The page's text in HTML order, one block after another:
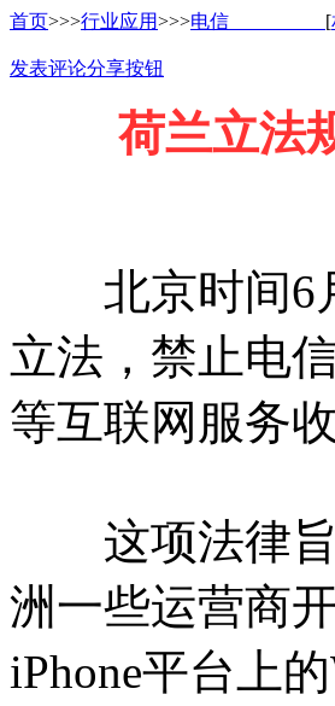
首页>>>行业应用>>>电信 [
发表评论分享按钮
荷兰立法
北京时间6月
立法，禁止电
等互联网服务
这项法律旨
洲一些运营商
iPhone平台上